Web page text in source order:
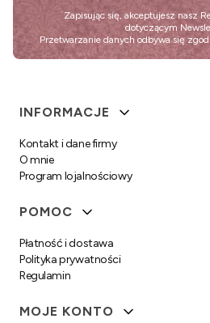
Zapisując się, akceptujesz nasz
dotyczącym
Przetwarzanie danych odbywa się
Linki w stopce
INFORMACJE
Kontakt i dane firmy
O mnie
Program lojalnościowy
POMOC
Płatność i dostawa
Polityka prywatności
Regulamin
MOJE KONTO